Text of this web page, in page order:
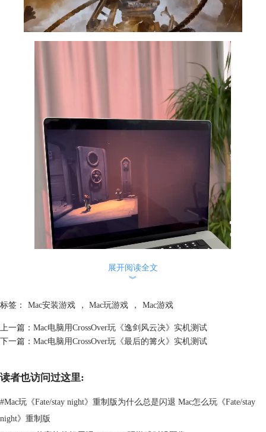
展开阅读全文
︾
标签： Mac安装游戏 ， Mac玩游戏 ， Mac游戏
上一篇： Mac电脑用CrossOver玩《逸剑风云决》实机测试
下一篇： Mac电脑用CrossOver玩《最后的篝火》实机测试
读者也访问过这里:
#Mac玩《Fate/stay night》重制版为什么总是闪退 Mac怎么玩《Fate/stay
night》重制版